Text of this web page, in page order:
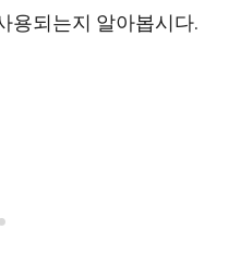
용되는지 알아봅시다.